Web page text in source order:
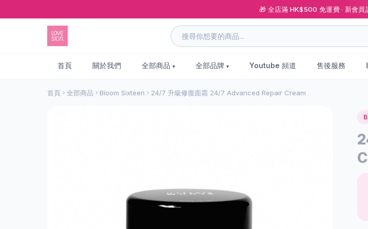
🎁 全店滿 HK$500 免運費 · 新會
首頁 關於我們 全部商品 全部品牌 Youtube 頻道 售後服務
首頁 全部商品 Bloom Sixteen 24/7 升級修復面霜 24/7 Advanced Repair Cream